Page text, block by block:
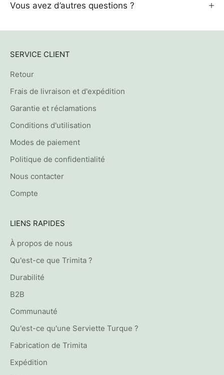
Vous avez d’autres questions ?
SERVICE CLIENT
Retour
Frais de livraison et d'expédition
Garantie et réclamations
Conditions d'utilisation
Modes de paiement
Politique de confidentialité
Nous contacter
Compte
LIENS RAPIDES
À propos de nous
Qu'est-ce que Trimita ?
Durabilité
B2B
Communauté
Qu'est-ce qu'une Serviette Turque ?
Fabrication de Trimita
Expédition